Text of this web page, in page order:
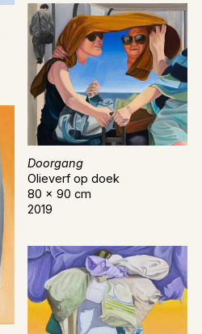
Doorgang
Olieverf op doek
80 x 90 cm
2019